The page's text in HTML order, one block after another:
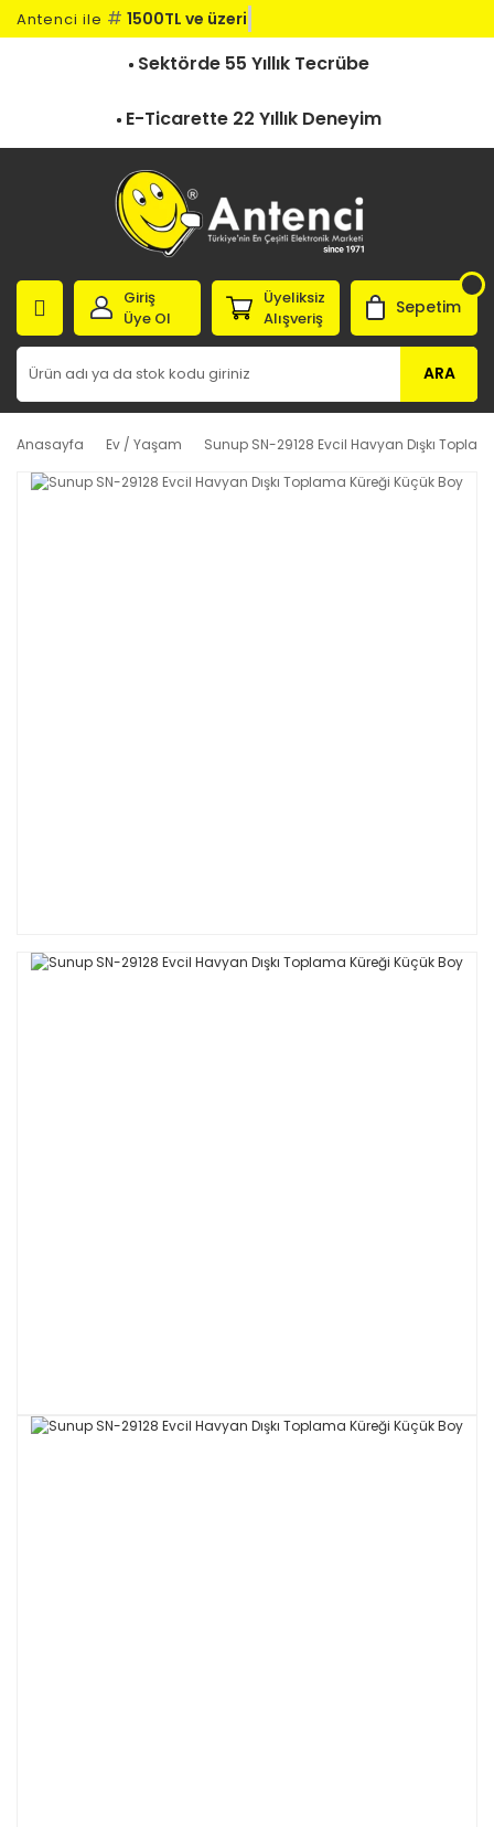
Antenci ile # 1500TL ve üzeri ka
Sektörde 55 Yıllık Tecrübe
E-Ticarette 22 Yıllık Deneyim
ARA
Giriş
Üye Ol
Üyeliksiz
Alışveriş
Sepetim
Anasayfa Ev / Yaşam Sunup SN-29128 Evcil Havyan Dışkı